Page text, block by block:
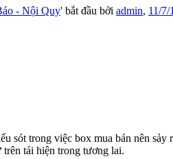
- Nội Quy' bắt đầu bởi admin, 11/7/
sót trong việc box mua bán nên
tái hiện trong tương lai.